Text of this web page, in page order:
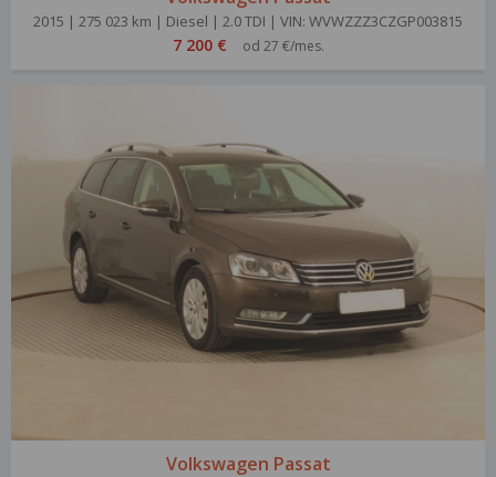
2015 | 275 023 km | Diesel | 2.0 TDI | VIN: WVWZZZ3CZGP003815
7 200 € od 27 €/mes.
Volkswagen Passat